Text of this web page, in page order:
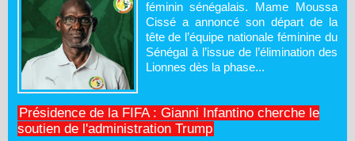
féminin sénégalais. Mame Moussa
Cissé a annoncé son départ de la
tête de l’équipe nationale féminine du
Sénégal à l’issue de l’élimination des
Lionnes dès la phase...
Présidence de la FIFA : Gianni Infantino cherche le
soutien de l'administration Trump